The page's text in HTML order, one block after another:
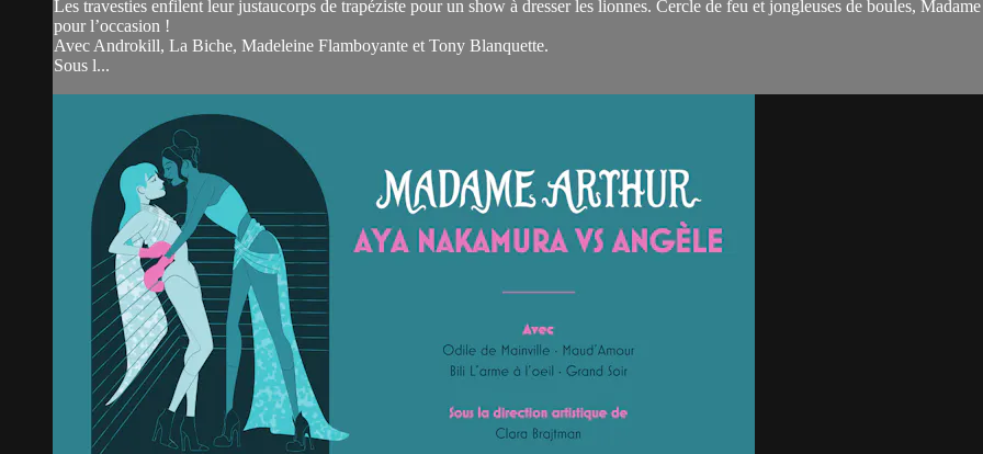
Les travesties enfilent leur justaucorps de trapéziste pour un show à dresser les lionnes. Cercle de feu et jongleuses de boules,
pour l’occasion !
Avec Androkill, La Biche, Madeleine Flamboyante et Tony Blanquette.
Sous l...